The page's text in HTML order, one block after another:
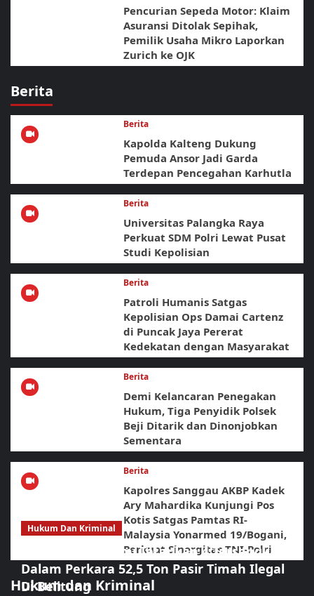
Pencurian Sepeda Motor: Klaim
Asuransi Ditolak Sepihak,
Pemilik Usaha Mikro Laporkan
Zurich ke OJK
Berita
Berita
Kapolda Kalteng Dukung
Pemuda Ansor Jadi Garda
Terdepan Pencegahan Karhutla
Berita
Universitas Palangka Raya
Perkuat SDM Polri Lewat Pusat
Studi Kepolisian
Berita
Patroli Humanis Satgas
Kepolisian Ops Damai Cartenz
di Puncak Jaya Pererat
Kedekatan dengan Masyarakat
Berita
Demi Kelancaran Penegakan
Hukum, Tiga Penyidik Polsek
Beji Ditarik dan Dinonjobkan
Sementara
Berita
Kapolres Sanggau AKBP Kadek
Ary Mahardika Kunjungi Pos
Kotis Satgas Pamtas RI-
Malaysia Yonarmed 19/Bogani,
Perkuat Sinergitas TNI-Polri
Hukum dan Kriminal
Hukum Dan Kriminal
Polda Babel Resmi Tetapkan 4 Tersangka
Dalam Perkara 52,5 Ton Pasir Timah Ilegal
Di Belitung